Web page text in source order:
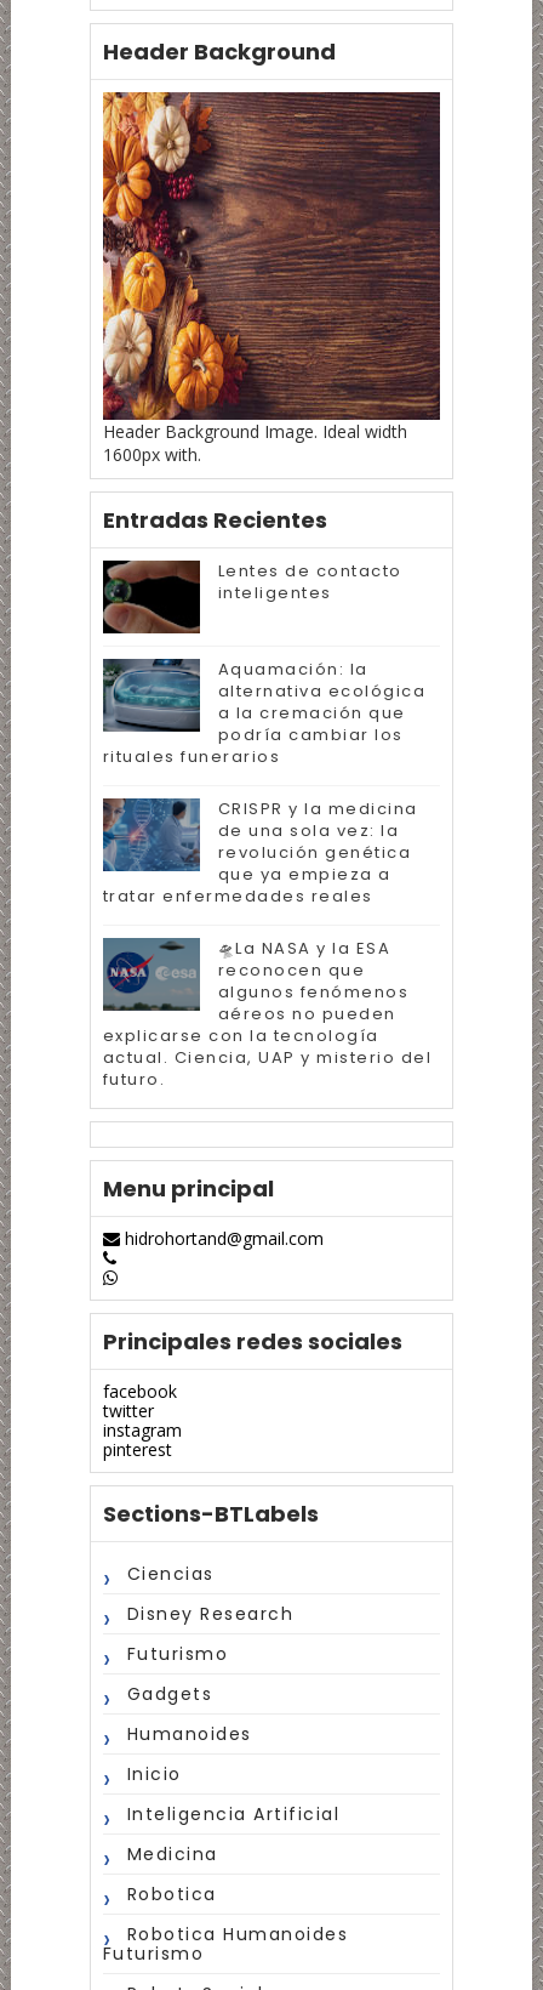
Header Background
Header Background Image. Ideal width
1600px with.
Entradas Recientes
Lentes de contacto
inteligentes
Aquamación: la
alternativa ecológica
a la cremación que
podría cambiar los
rituales funerarios
CRISPR y la medicina
de una sola vez: la
revolución genética
que ya empieza a
tratar enfermedades reales
🛸La NASA y la ESA
reconocen que
algunos fenómenos
aéreos no pueden
explicarse con la tecnología
actual. Ciencia, UAP y misterio del
futuro.
Menu principal
hidrohortand@gmail.com
Principales redes sociales
facebook
twitter
instagram
pinterest
Sections-BTLabels
Ciencias
Disney Research
Futurismo
Gadgets
Humanoides
Inicio
Inteligencia Artificial
Medicina
Robotica
Robotica Humanoides
Futurismo